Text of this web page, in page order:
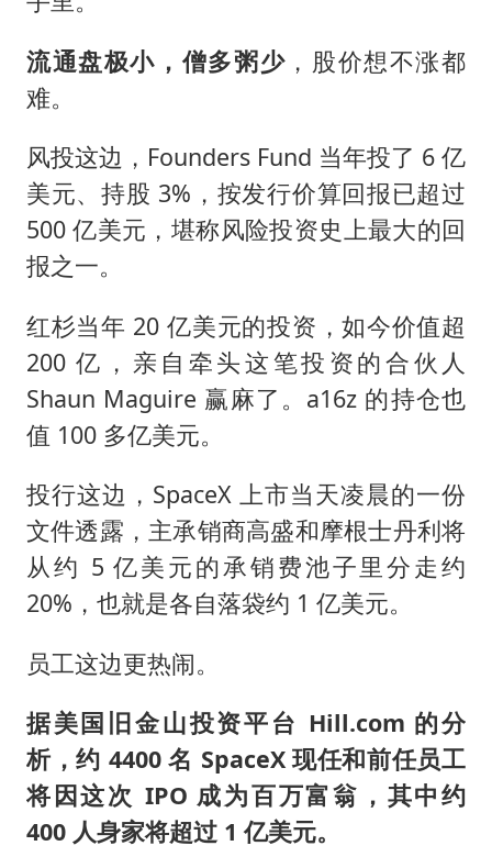
流通盘极小，僧多粥少 ，股价想不涨都
难。
风投这边，Founders Fund 当年投了 6 亿
美元、持股 3%，按发行价算回报已超过
500 亿美元，堪称风险投资史上最大的回
报之一。
红杉当年 20 亿美元的投资，如今价值超
200 亿，亲自牵头这笔投资的合伙人
Shaun Maguire 赢麻了。a16z 的持仓也
值 100 多亿美元。
投行这边，SpaceX 上市当天凌晨的一份
文件透露，主承销商高盛和摩根士丹利将
从约 5 亿美元的承销费池子里分走约
20%，也就是各自落袋约 1 亿美元。
员工这边更热闹。
据美国旧金山投资平台 Hill.com 的分
析，约 4400 名 SpaceX 现任和前任员工
将因这次 IPO 成为百万富翁，其中约
400 人身家将超过 1 亿美元。